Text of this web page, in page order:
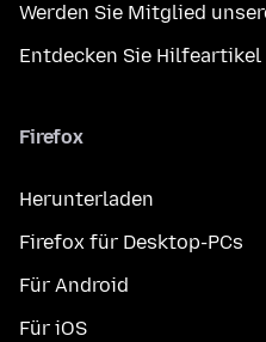
Werden Sie Mitglied
Entdecken Sie Hilfeartikel
Firefox
Herunterladen
Firefox für Desktop-PCs
Für Android
Für iOS